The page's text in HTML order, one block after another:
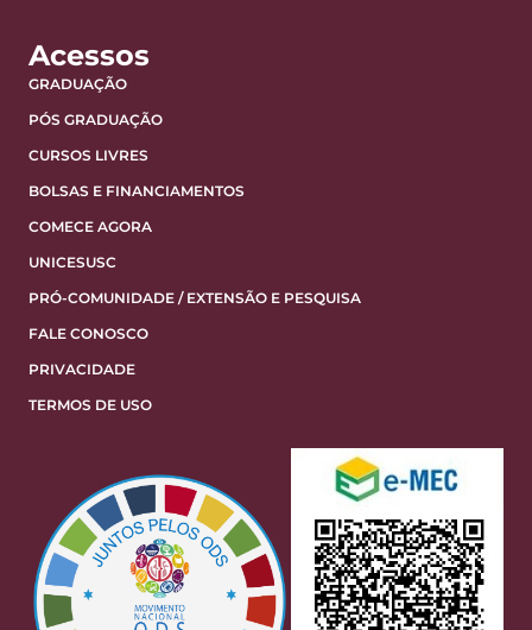
Acessos
GRADUAÇÃO
PÓS GRADUAÇÃO
CURSOS LIVRES
BOLSAS E FINANCIAMENTOS
COMECE AGORA
UNICESUSC
PRÓ-COMUNIDADE / EXTENSÃO E PESQUISA
FALE CONOSCO
PRIVACIDADE
TERMOS DE USO